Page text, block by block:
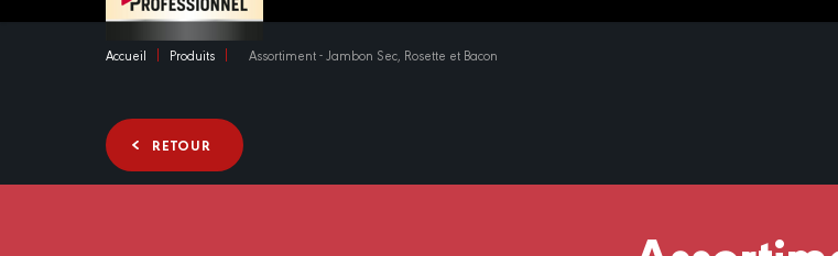
Accueil Produits Assortiment - Jambon Sec, Rosette et Bacon
RETOUR